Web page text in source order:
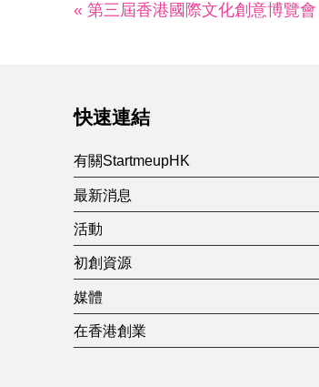
« 第三屆香港國際文化創意博覽會
快速連結
有關StartmeupHK
最新消息
活動
初創資源
媒體
在香港創業